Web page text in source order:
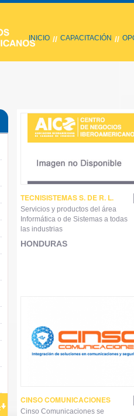
INICIO // CAPACITACIÓN //
TECNISISTEMAS S. DE R. L.
Servicios y productos del área
Informática o de Sistemas a todas
las industrias
HONDURAS
CINSO COMUNICACIONES
Cinso Comunicaciones se